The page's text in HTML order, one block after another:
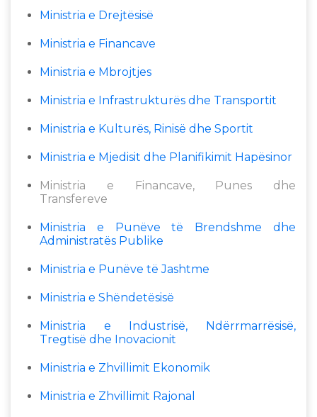
Ministria e Drejtësisë
Ministria e Financave
Ministria e Mbrojtjes
Ministria e Infrastrukturës dhe Transportit
Ministria e Kulturës, Rinisë dhe Sportit
Ministria e Mjedisit dhe Planifikimit Hapësinor
Ministria e Financave, Punes dhe
Transfereve
Ministria e Punëve të Brendshme dhe
Administratës Publike
Ministria e Punëve të Jashtme
Ministria e Shëndetësisë
Ministria e Industrisë, Ndërrmarrësisë,
Tregtisë dhe Inovacionit
Ministria e Zhvillimit Ekonomik
Ministria e Zhvillimit Rajonal